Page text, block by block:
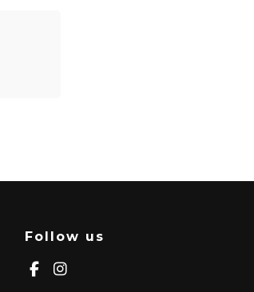
Follow us